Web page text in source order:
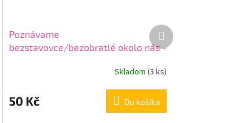
Poznávame
bezstavovce/bezobratlé okolo nás -
Skladom (3 ks)
50 Kč Do košíka
Ďalší
produkt